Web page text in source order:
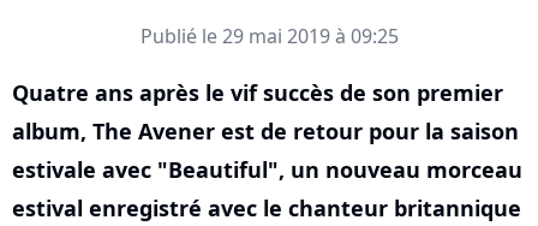
Publié le 29 mai 2019 à 09:25
Quatre ans après le vif succès de son premier
album, The Avener est de retour pour la saison
estivale avec "Beautiful", un nouveau morceau
estival enregistré avec le chanteur britannique